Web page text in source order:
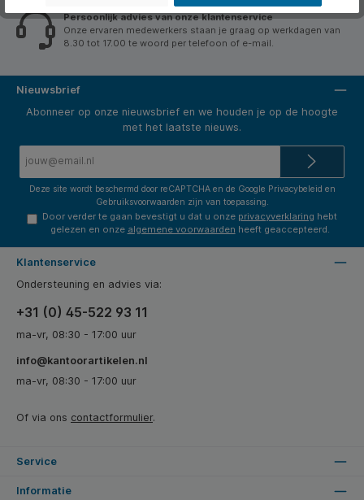
Persoonlijk advies van onze klantenservice
Onze ervaren medewerkers staan je graag op werkdagen van
8.30 tot 17.00 te woord per telefoon of e-mail.
Nieuwsbrief
Abonneer op onze nieuwsbrief en we houden je op de hoogte
met het laatste nieuws.
Deze site wordt beschermd door reCAPTCHA en de Google Privacybeleid en
Gebruiksvoorwaarden zijn van toepassing.
Door verder te gaan bevestigt u dat u onze privacyverklaring hebt
gelezen en onze algemene voorwaarden heeft geaccepteerd.
Klantenservice
Ondersteuning en advies via:
+31 (0) 45-522 93 11
ma-vr, 08:30 - 17:00 uur
info@kantoorartikelen.nl
ma-vr, 08:30 - 17:00 uur
Of via ons contactformulier.
Service
Informatie